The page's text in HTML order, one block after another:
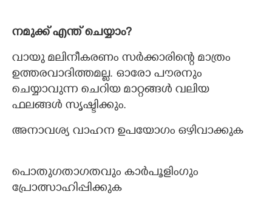
നമുക്ക് എന്ത് ചെയ്യാം?
വായു മലിനീകരണം സര്‍ക്കാരിന്റെ മാത്രം
ഉത്തരവാദിത്തമല്ല. ഓരോ പൗരനും
ചെയ്യാവുന്ന ചെറിയ മാറ്റങ്ങള്‍ വലിയ
ഫലങ്ങള്‍ സൃഷ്ടിക്കും.
അനാവശ്യ വാഹന ഉപയോഗം ഒഴിവാക്കുക
പൊതുഗതാഗതവും കാര്‍പൂളിംഗും
പ്രോത്സാഹിപ്പിക്കുക